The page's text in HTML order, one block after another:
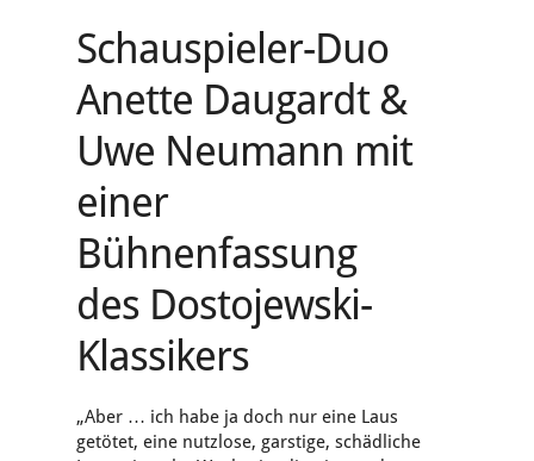
Schauspieler-Duo
Anette Daugardt &
Uwe Neumann mit
einer
Bühnenfassung
des Dostojewski-
Klassikers
„Aber … ich habe ja doch nur eine Laus
getötet, eine nutzlose, garstige, schädliche